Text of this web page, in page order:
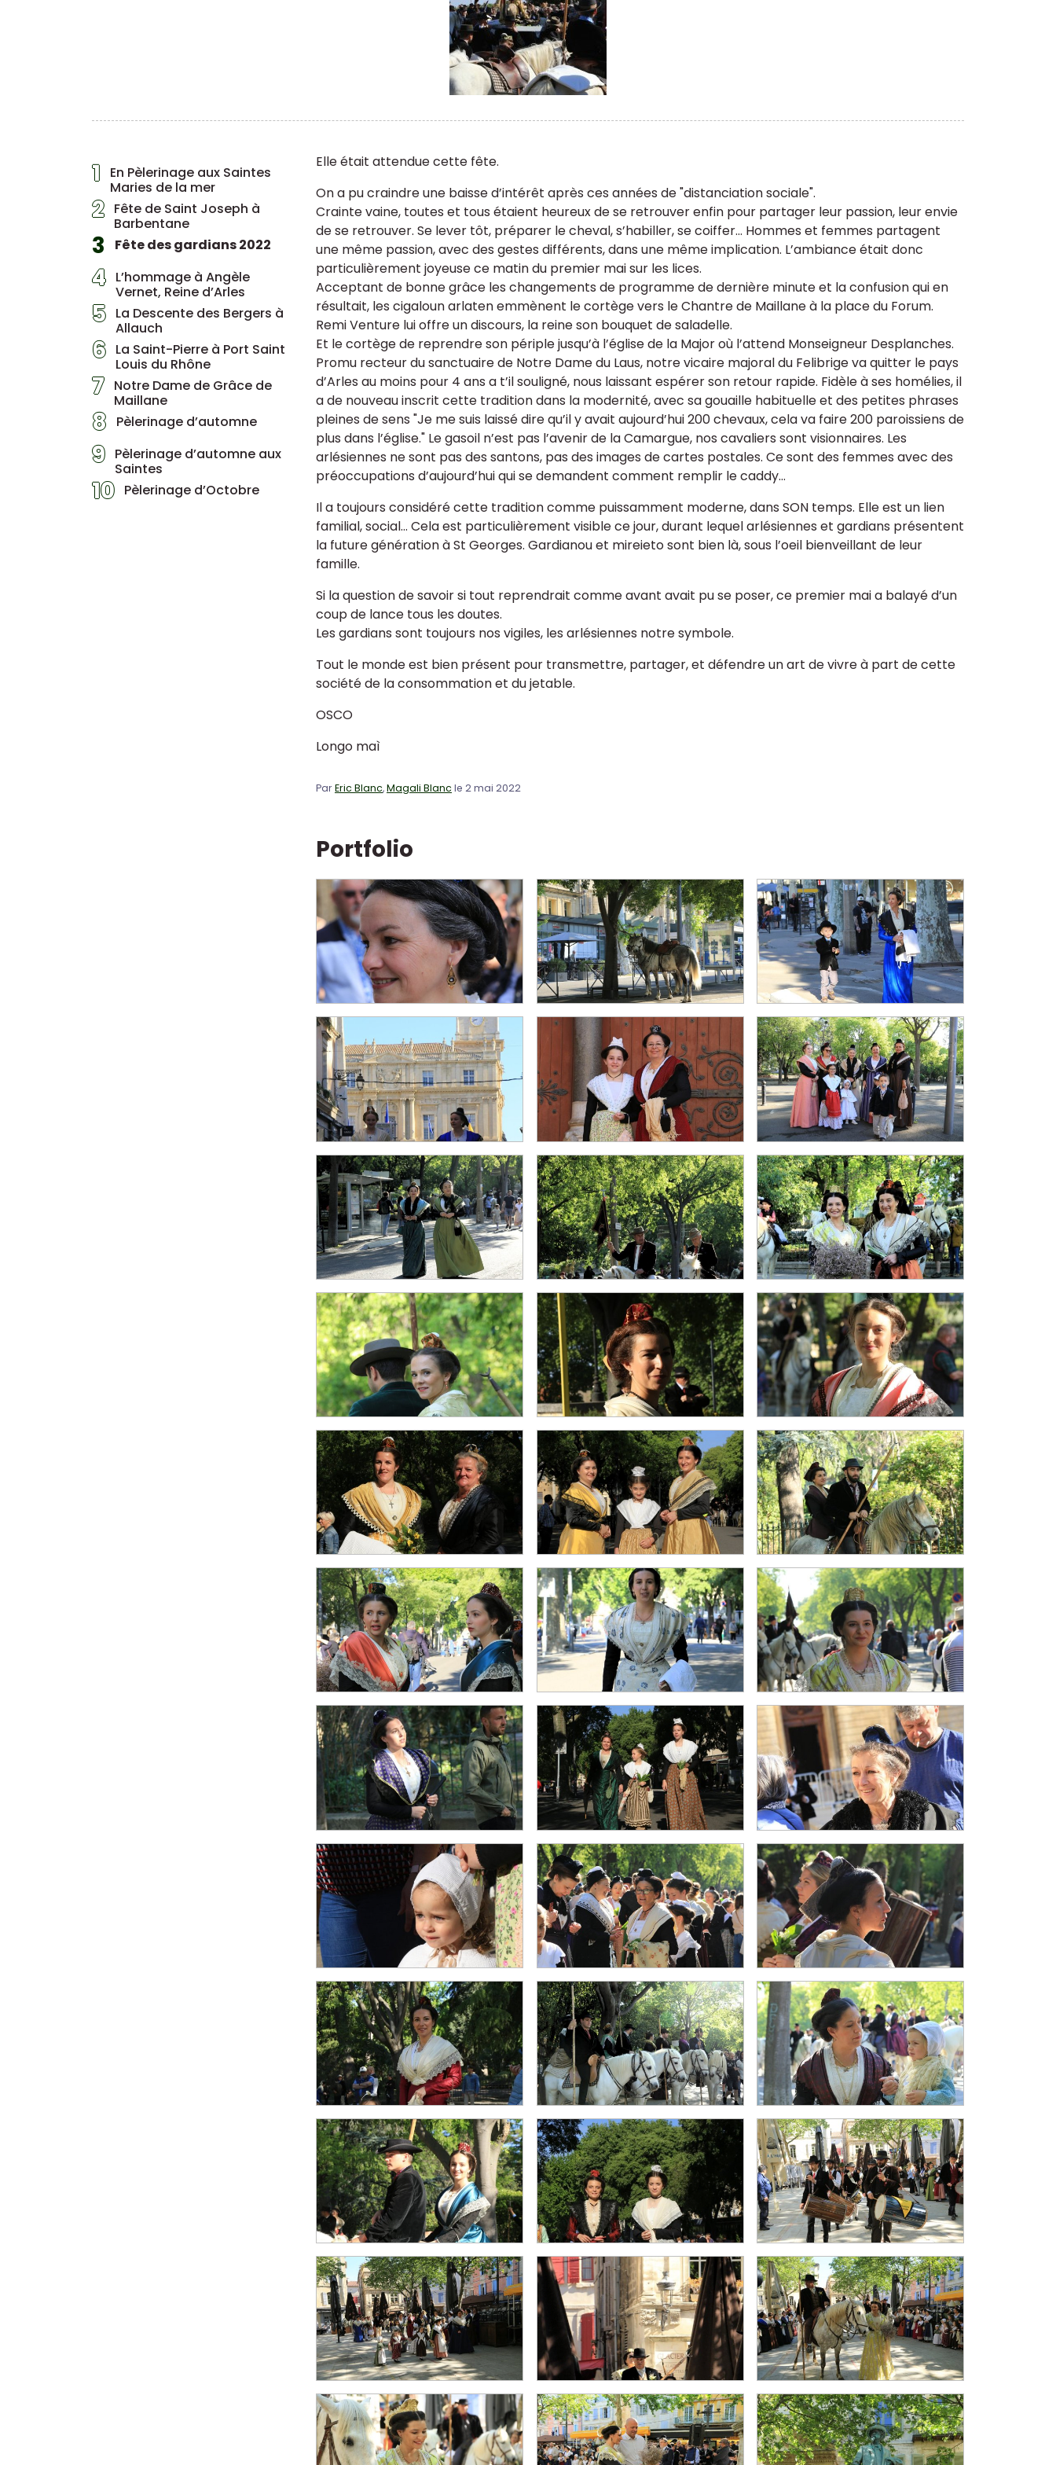
1
En Pèlerinage aux Saintes
Maries de la mer
2 Fête de Saint Joseph à
Barbentane
3 Fête des gardians 2022
4 L’hommage à Angèle
Vernet, Reine d’Arles
5 La Descente des Bergers à
Allauch
6 La Saint-Pierre à Port Saint
Louis du Rhône
7 Notre Dame de Grâce de
Maillane
8 Pèlerinage d’automne
9 Pèlerinage d’automne aux
Saintes
10 Pèlerinage d’Octobre
Elle était attendue cette fête.
On a pu craindre une baisse d’intérêt après ces années de "distanciation sociale".
Crainte vaine, toutes et tous étaient heureux de se retrouver enfin pour partager leur passion, leur envie
de se retrouver. Se lever tôt, préparer le cheval, s’habiller, se coiffer... Hommes et femmes partagent
une même passion, avec des gestes différents, dans une même implication. L’ambiance était donc
particulièrement joyeuse ce matin du premier mai sur les lices.
Acceptant de bonne grâce les changements de programme de dernière minute et la confusion qui en
résultait, les cigaloun arlaten emmènent le cortège vers le Chantre de Maillane à la place du Forum.
Remi Venture lui offre un discours, la reine son bouquet de saladelle.
Et le cortège de reprendre son périple jusqu’à l’église de la Major où l’attend Monseigneur Desplanches.
Promu recteur du sanctuaire de Notre Dame du Laus, notre vicaire majoral du Felibrige va quitter le pays
d’Arles au moins pour 4 ans a t’il souligné, nous laissant espérer son retour rapide. Fidèle à ses homélies, il
a de nouveau inscrit cette tradition dans la modernité, avec sa gouaille habituelle et des petites phrases
pleines de sens "Je me suis laissé dire qu’il y avait aujourd’hui 200 chevaux, cela va faire 200 paroissiens de
plus dans l’église." Le gasoil n’est pas l’avenir de la Camargue, nos cavaliers sont visionnaires. Les
arlésiennes ne sont pas des santons, pas des images de cartes postales. Ce sont des femmes avec des
préoccupations d’aujourd’hui qui se demandent comment remplir le caddy...
Il a toujours considéré cette tradition comme puissamment moderne, dans SON temps. Elle est un lien
familial, social... Cela est particulièrement visible ce jour, durant lequel arlésiennes et gardians présentent
la future génération à St Georges. Gardianou et mireieto sont bien là, sous l’oeil bienveillant de leur
famille.
Si la question de savoir si tout reprendrait comme avant avait pu se poser, ce premier mai a balayé d’un
coup de lance tous les doutes.
Les gardians sont toujours nos vigiles, les arlésiennes notre symbole.
Tout le monde est bien présent pour transmettre, partager, et défendre un art de vivre à part de cette
société de la consommation et du jetable.
OSCO
Longo maì
ParEric Blanc,Magali Blanc le 2 mai 2022
Portfolio